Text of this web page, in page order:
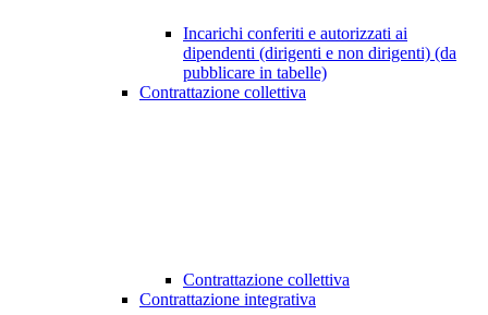
Incarichi conferiti e autorizzati ai
dipendenti (dirigenti e non dirigenti) (da
pubblicare in tabelle)
Contrattazione collettiva
Contrattazione collettiva
Contrattazione integrativa